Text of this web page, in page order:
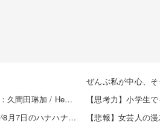
【8/20発売】「non-no 2026年 10月号」表紙：久間田琳加 / Hearts2Hearts
【全台朝イチ1G当選!?】スロットZENT555が8月7日のハナハナにモーニングを仕込んだらしいｗｗｗｗ
ぜんぶ私が中心、